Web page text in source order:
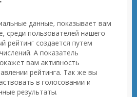
данные, показывает вам
среди пользователей нашего
рейтинг создается путем
А показатель
вам активность
рейтинга. Так же вы
в голосовании и
результаты.